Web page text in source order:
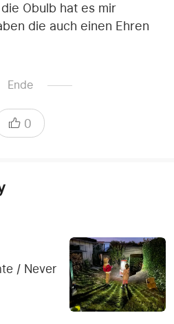
Obulb hat es mir
die auch einen Ehren
Ende
0
/ Never